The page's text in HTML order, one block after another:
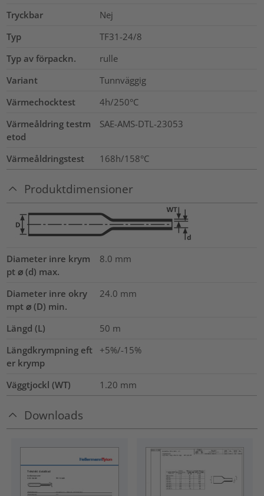
Tryckbar
Nej
Typ
TF31-24/8
Typ av förpackn.
rulle
Variant
Tunnväggig
Värmechocktest
4h/250°C
Värmeåldring testm
etod
SAE-AMS-DTL-23053
Värmeåldringstest 168h/158°C
Produktdimensioner
Diameter inre krym
pt ⌀ (d) max.
8.0 mm
Diameter inre okry
mpt ⌀ (D) min.
24.0 mm
Längd (L) 50 m
Längdkrympning eft
er krymp
+5%/-15%
Väggtjockl (WT) 1.20 mm
Downloads